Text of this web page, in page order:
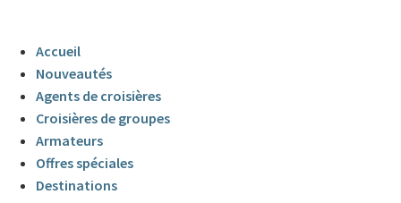
Accueil
Nouveautés
Agents de croisières
Croisières de groupes
Armateurs
Offres spéciales
Destinations